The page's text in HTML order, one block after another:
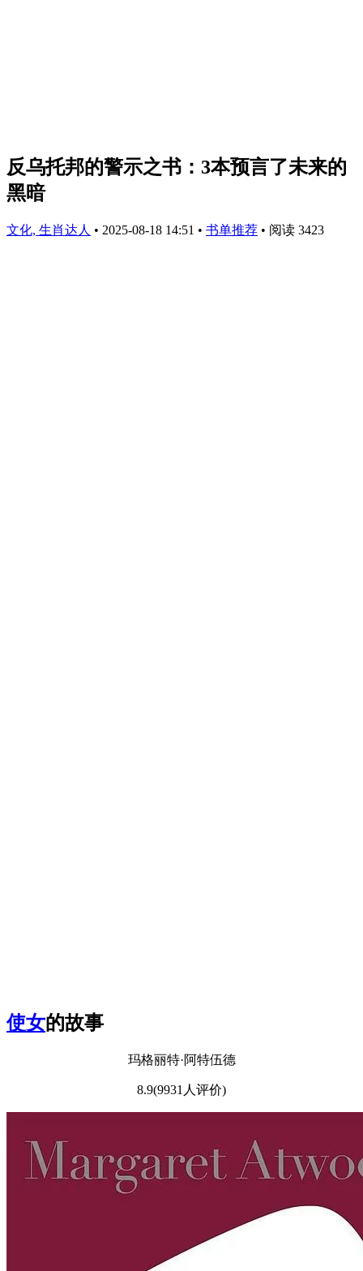
反乌托邦的警示之书：3本预言了未来的
黑暗
文化, 生肖达人 • 2025-08-18 14:51 • 书单推荐 • 阅读 3423
使女的故事
玛格丽特·阿特伍德
8.9(9931人评价)